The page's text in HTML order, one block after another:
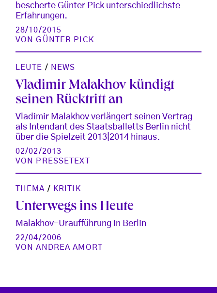
bescherte Günter Pick unterschiedlichste
Erfahrungen.
28/10/2015
VONGÜNTER PICK
LEUTE / NEWS
Vladimir Malakhov kündigt
seinen Rücktritt an
Vladimir Malakhov verlängert seinen Vertrag
als Intendant des Staatsballetts Berlin nicht
über die Spielzeit 2013|2014 hinaus.
02/02/2013
VON
PRESSETEXT
THEMA / KRITIK
Unterwegs ins Heute
Malakhov-Uraufführung in Berlin
22/04/2006
VONANDREA AMORT